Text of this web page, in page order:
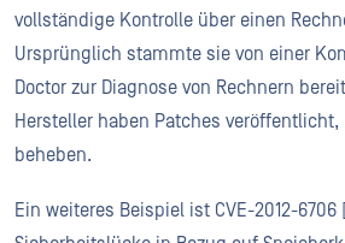
vollständige Kontrolle über einen
Ursprünglich stammte sie von einer
Doctor zur Diagnose von Rechnern
Hersteller haben Patches
beheben.
Ein weiteres Beispiel ist CVE-2012-